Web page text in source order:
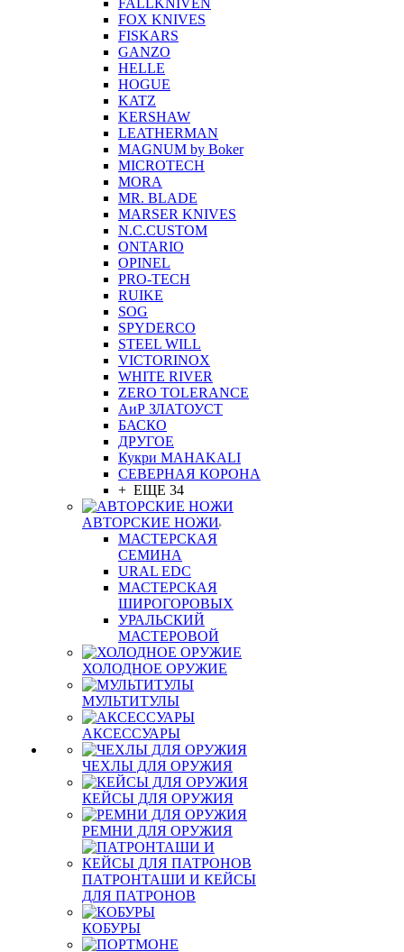
FALLKNIVEN
FOX KNIVES
FISKARS
GANZO
HELLE
HOGUE
KATZ
KERSHAW
LEATHERMAN
MAGNUM by Boker
MICROTECH
MORA
MR. BLADE
MARSER KNIVES
N.C.CUSTOM
ONTARIO
OPINEL
PRO-TECH
RUIKE
SOG
SPYDERCO
STEEL WILL
VICTORINOX
WHITE RIVER
ZERO TOLERANCE
АиР ЗЛАТОУСТ
БАСКО
ДРУГОЕ
Кукри MAHAKALI
СЕВЕРНАЯ КОРОНА
+ ЕЩЕ 34
АВТОРСКИЕ НОЖИ
МАСТЕРСКАЯ
СЕМИНА
URAL EDC
МАСТЕРСКАЯ
ШИРОГОРОВЫХ
УРАЛЬСКИЙ
МАСТЕРОВОЙ
ХОЛОДНОЕ ОРУЖИЕ
МУЛЬТИТУЛЫ
АКСЕССУАРЫ
ЧЕХЛЫ ДЛЯ ОРУЖИЯ
КЕЙСЫ ДЛЯ ОРУЖИЯ
РЕМНИ ДЛЯ ОРУЖИЯ
ПАТРОНТАШИ И КЕЙСЫ
ДЛЯ ПАТРОНОВ
КОБУРЫ